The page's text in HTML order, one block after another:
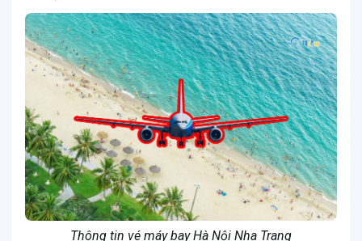
Thông tin vé máy bay Hà Nội Nha Trang